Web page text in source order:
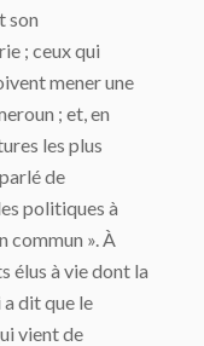
son
; ceux qui
mener une
; et, en
les plus
de
politiques à
commun ». À
élus à vie dont la
a dit que le
vient de